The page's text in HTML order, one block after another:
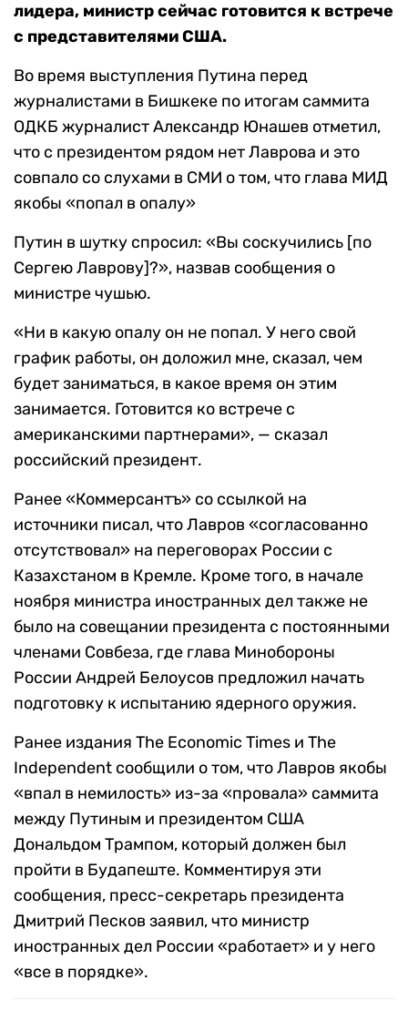
лидера, министр сейчас готовится к встрече
с представителями США.
Во время выступления Путина перед
журналистами в Бишкеке по итогам саммита
ОДКБ журналист Александр Юнашев отметил,
что с президентом рядом нет Лаврова и это
совпало со слухами в СМИ о том, что глава МИД
якобы «попал в опалу»
Путин в шутку спросил: «Вы соскучились [по
Сергею Лаврову]?», назвав сообщения о
министре чушью.
«Ни в какую опалу он не попал. У него свой
график работы, он доложил мне, сказал, чем
будет заниматься, в какое время он этим
занимается. Готовится ко встрече с
американскими партнерами», — сказал
российский президент.
Ранее «Коммерсантъ» со ссылкой на
источники писал, что Лавров «согласованно
отсутствовал» на переговорах России с
Казахстаном в Кремле. Кроме того, в начале
ноября министра иностранных дел также не
было на совещании президента с постоянными
членами Совбеза, где глава Минобороны
России Андрей Белоусов предложил начать
подготовку к испытанию ядерного оружия.
Ранее издания The Economic Times и The
Independent сообщили о том, что Лавров якобы
«впал в немилость» из-за «провала» саммита
между Путиным и президентом США
Дональдом Трампом, который должен был
пройти в Будапеште. Комментируя эти
сообщения, пресс-секретарь президента
Дмитрий Песков заявил, что министр
иностранных дел России «работает» и у него
«все в порядке».